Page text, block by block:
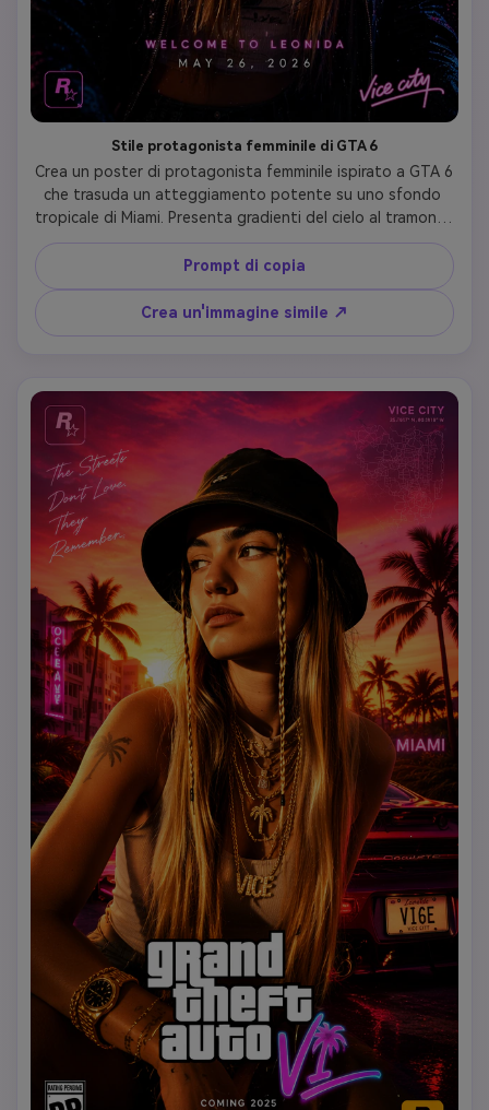
Stile protagonista femminile di GTA 6
Crea un poster di protagonista femminile ispirato a GTA 6
che trasuda un atteggiamento potente su uno sfondo
tropicale di Miami. Presenta gradienti del cielo al tramonto
con cinematografico bagliore arancione e rosa, accenti di
gioielli di lusso e ombre drammatiche. Includi palme e
riflessi di auto sportive nella composizione, resa nel
moderno stile Rockstar game art con audace
composizione cinematografica e presenza imponente.
Prompt di copia
Crea un'immagine simile ↗